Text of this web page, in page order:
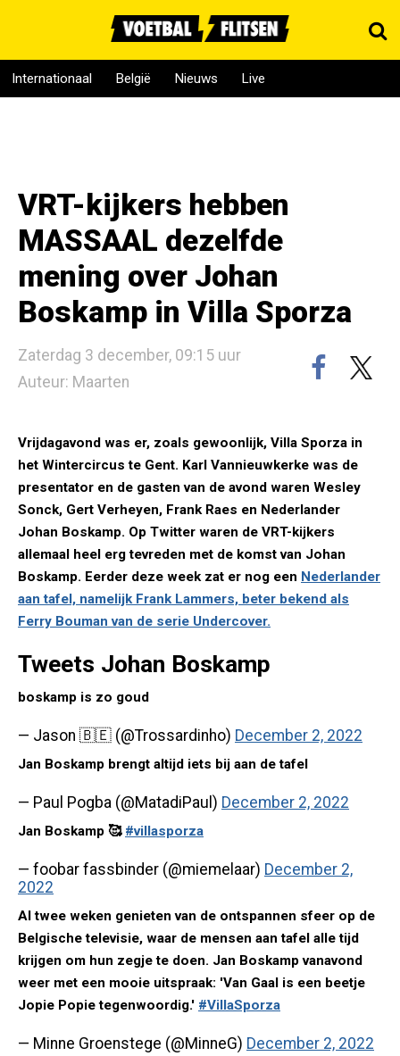
Internationaal België Nieuws Live
VRT-kijkers hebben
MASSAAL dezelfde
mening over Johan
Boskamp in Villa Sporza
Zaterdag 3 december, 09:15 uur
Auteur: Maarten
Vrijdagavond was er, zoals gewoonlijk, Villa Sporza in
het Wintercircus te Gent. Karl Vannieuwkerke was de
presentator en de gasten van de avond waren Wesley
Sonck, Gert Verheyen, Frank Raes en Nederlander
Johan Boskamp. Op Twitter waren de VRT-kijkers
allemaal heel erg tevreden met de komst van Johan
Boskamp. Eerder deze week zat er nog een Nederlander
aan tafel, namelijk Frank Lammers, beter bekend als
Ferry Bouman van de serie Undercover.
Tweets Johan Boskamp
boskamp is zo goud
— Jason 🇧🇪 (@Trossardinho) December 2, 2022
Jan Boskamp brengt altijd iets bij aan de tafel
— Paul Pogba (@MatadiPaul) December 2, 2022
Jan Boskamp 🥰 #villasporza
— foobar fassbinder (@miemelaar) December 2,
2022
Al twee weken genieten van de ontspannen sfeer op de
Belgische televisie, waar de mensen aan tafel alle tijd
krijgen om hun zegje te doen. Jan Boskamp vanavond
weer met een mooie uitspraak: 'Van Gaal is een beetje
Jopie Popie tegenwoordig.' #VillaSporza
— Minne Groenstege (@MinneG) December 2, 2022